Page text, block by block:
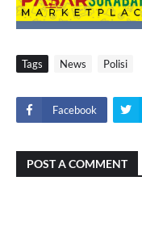
Tags News Polisi
Facebook
POST A COMMENT